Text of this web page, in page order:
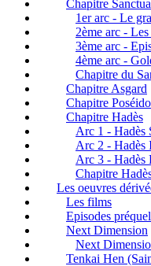
Chapitre
1er arc - Le
2ème arc -
3ème arc -
4ème arc -
Chapitre du
Chapitre Asgard
Chapitre
Chapitre Hadès
Arc 1 - Hadès
Arc 2 - Hadès
Arc 3 - Hadès
Chapitre
Les oeuvres
Les films
Episodes
Next Dimension
Next
Tenkai Hen